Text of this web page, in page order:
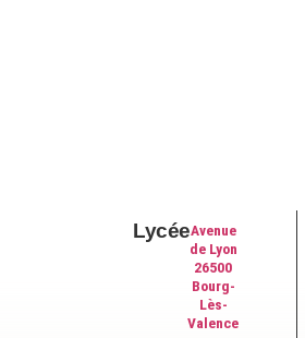
LycéeAvenue
de Lyon
26500
Bourg-
Lès-
Valence